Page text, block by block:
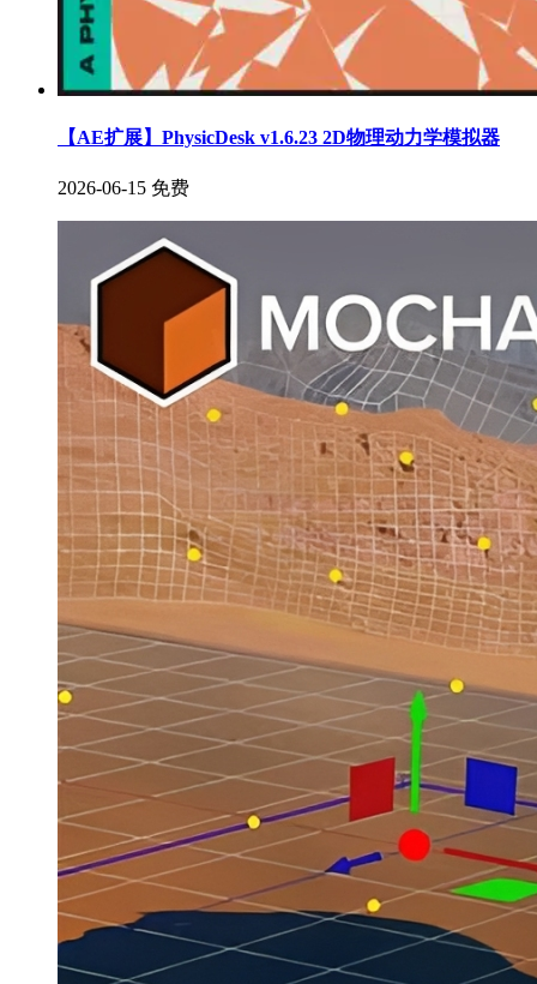
【AE扩展】PhysicDesk v1.6.23 2D物理动力学模拟器
2026-06-15 免费